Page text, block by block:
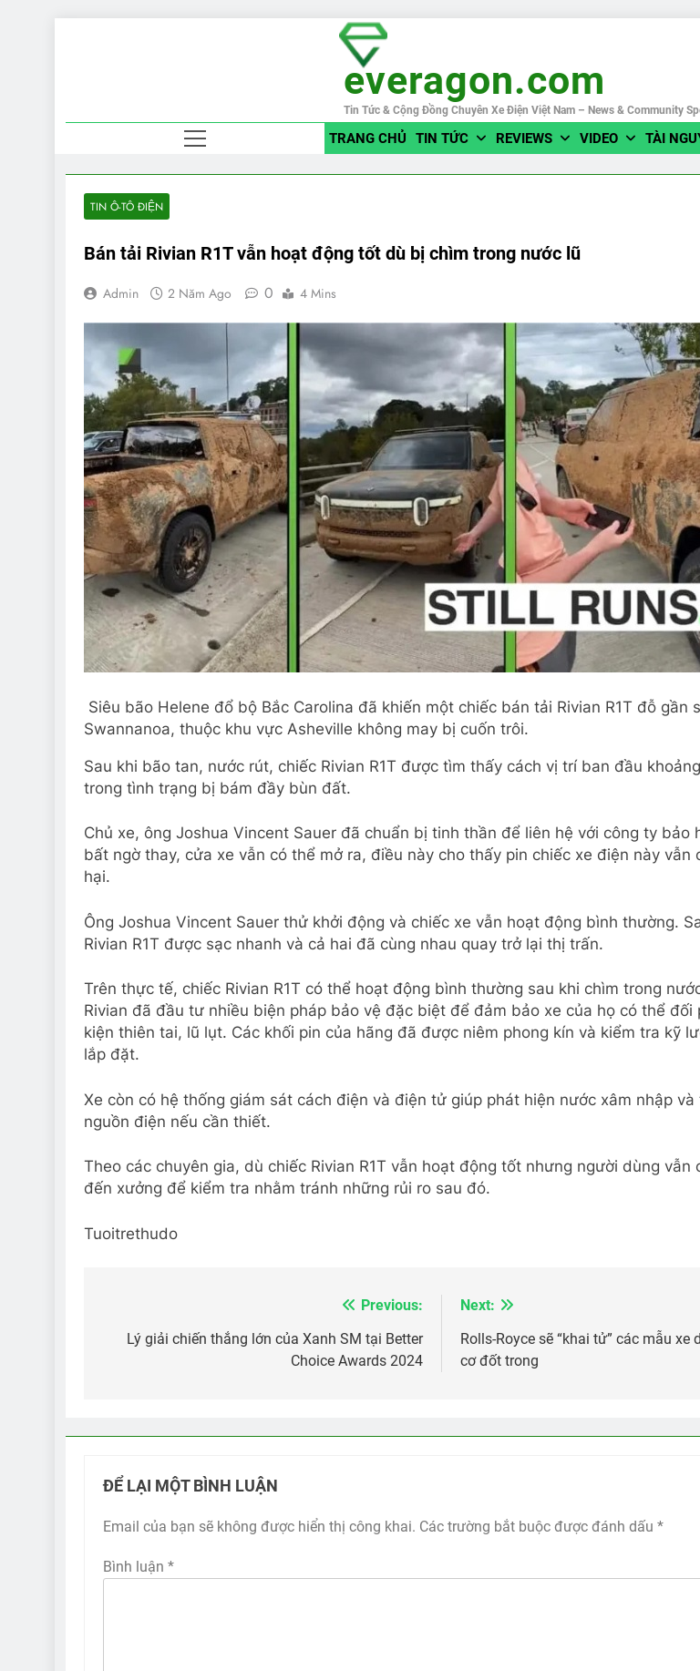
everagon.com
Tin Tức & Cộng Đồng Chuyên Xe Điện Việt Nam – News & Community
TRANG CHỦ TIN TỨC REVIEWS VIDEO TÀI
TIN Ô-TÔ ĐIỆN
Bán tải Rivian R1T vẫn hoạt động tốt dù bị chìm trong nước lũ
Admin 2 Năm Ago 0 4 Mins
Siêu bão Helene đổ bộ Bắc Carolina đã khiến một chiếc bán tải Rivian R1T đỗ gần
Swannanoa, thuộc khu vực Asheville không may bị cuốn trôi.
Sau khi bão tan, nước rút, chiếc Rivian R1T được tìm thấy cách vị trí ban đầu
trong tình trạng bị bám đầy bùn đất.
Chủ xe, ông Joshua Vincent Sauer đã chuẩn bị tinh thần để liên hệ với công ty bảo
bất ngờ thay, cửa xe vẫn có thể mở ra, điều này cho thấy pin chiếc xe điện này vẫn
hại.
Ông Joshua Vincent Sauer thử khởi động và chiếc xe vẫn hoạt động bình thường.
Rivian R1T được sạc nhanh và cả hai đã cùng nhau quay trở lại thị trấn.
Trên thực tế, chiếc Rivian R1T có thể hoạt động bình thường sau khi chìm trong
Rivian đã đầu tư nhiều biện pháp bảo vệ đặc biệt để đảm bảo xe của họ có thể đối
kiện thiên tai, lũ lụt. Các khối pin của hãng đã được niêm phong kín và kiểm tra kỹ
lắp đặt.
Xe còn có hệ thống giám sát cách điện và điện tử giúp phát hiện nước xâm nhập
nguồn điện nếu cần thiết.
Theo các chuyên gia, dù chiếc Rivian R1T vẫn hoạt động tốt nhưng người dùng vẫn
đến xưởng để kiểm tra nhằm tránh những rủi ro sau đó.
Tuoitrethudo
hướng
Previous:
Lý giải chiến thắng lớn của Xanh SM tại Better
Choice Awards 2024
Next:
Rolls-Royce sẽ “khai tử” các mẫu xe
cơ đốt trong
ĐỂ LẠI MỘT BÌNH LUẬN
Email của bạn sẽ không được hiển thị công khai. Các trường bắt buộc được đánh dấu *
Bình luận *